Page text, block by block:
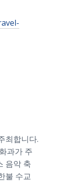
최합니다.
과가 주
음악 축
불 수교